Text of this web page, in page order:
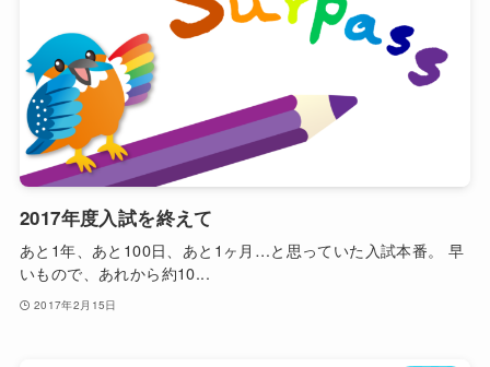
2017年度入試を終えて
あと1年、あと100日、あと1ヶ月…と思っていた入試本番。 早
いもので、あれから約10...
2017年2月15日